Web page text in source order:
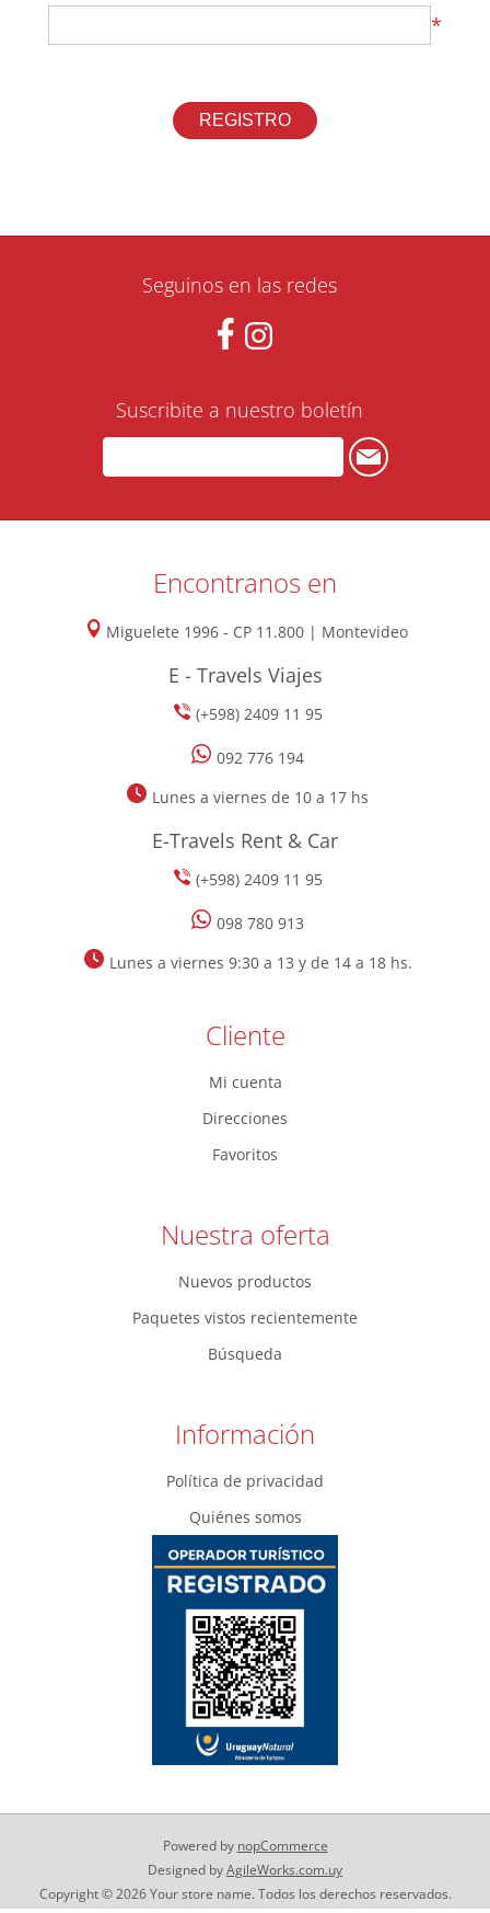
*
Seguinos en las redes
Suscribite a nuestro boletín
Encontranos en
Miguelete 1996 - CP 11.800 | Montevideo
E - Travels Viajes
(+598) 2409 11 95
092 776 194
Lunes a viernes de 10 a 17 hs
E-Travels Rent & Car
(+598) 2409 11 95
098 780 913
Lunes a viernes 9:30 a 13 y de 14 a 18 hs.
Cliente
Mi cuenta
Direcciones
Favoritos
Nuestra oferta
Nuevos productos
Paquetes vistos recientemente
Búsqueda
Información
Política de privacidad
Quiénes somos
Powered by nopCommerce
Designed byAgileWorks.com.uy
Copyright © 2026 Your store name. Todos los derechos reservados.